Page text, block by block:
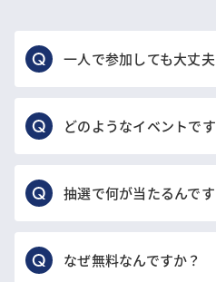
一人で参加しても大丈
どのようなイベントで
抽選で何が当たるんで
なぜ無料なんですか？